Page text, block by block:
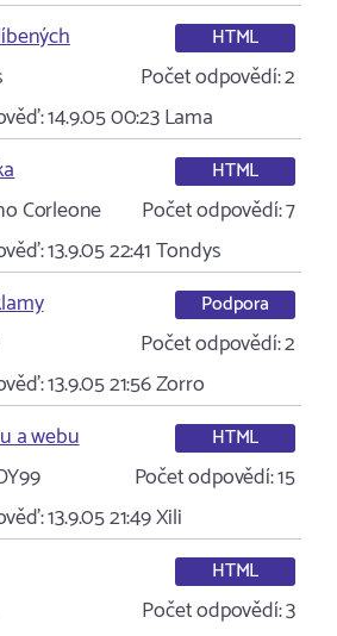
HTML
Počet odpovědí:2
14.9.05 00:23Lama
HTML
Corleone Počet odpovědí:7
13.9.05 22:41Tondys
Podpora
Počet odpovědí:2
13.9.05 21:56Zorro
a webu
HTML
Počet odpovědí:15
13.9.05 21:49Xili
HTML
Počet odpovědí:3